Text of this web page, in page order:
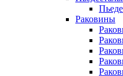
Раковины